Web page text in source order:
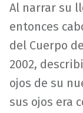
Al narrar su
entonces
del Cuerpo
2002,
ojos de su
sus ojos era